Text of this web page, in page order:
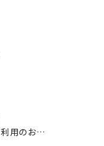
📢 【駐車場ご利用のお願い】 🚗